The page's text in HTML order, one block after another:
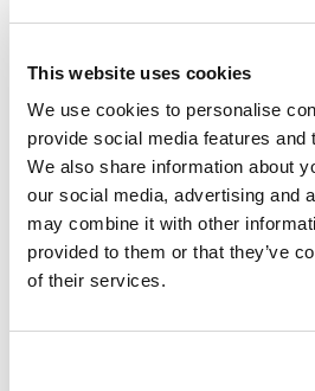
This website uses cookies
We use cookies to personalise
provide social media features and
We also share information about
our social media, advertising and
may combine it with other
provided to them or that they’ve
of their services.
る専用器RM2610による抵抗分布の
ある方はぜひともご視聴ください。
また、セミナー内では技術者による
在電極抵抗測定に携わっている方は普
る機会として活用ください。
開催日時
2025年8月27日（水）14:00～15:00